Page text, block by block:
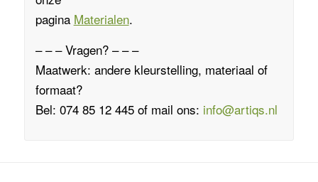
pagina Materialen.
– – – Vragen? – – –
Maatwerk: andere kleurstelling, materiaal of
formaat?
Bel: 074 85 12 445 of mail ons: info@artiqs.nl